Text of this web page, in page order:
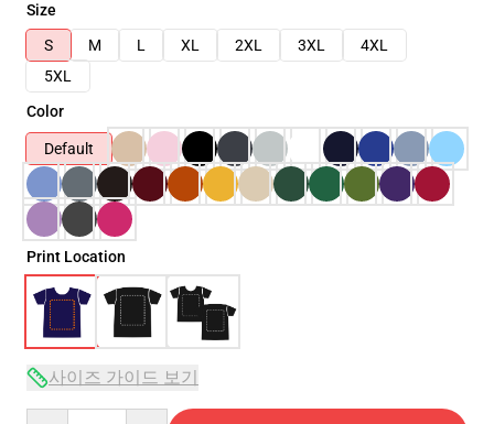
Size
S
M L XL 2XL 3XL
4XL
5XL
Color
Default
Print Location
사이즈 가이드 보기